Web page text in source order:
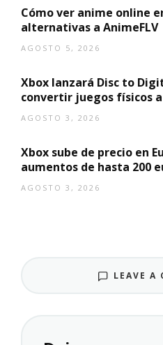
Cómo ver anime online
alternativas a AnimeFLV
AGOSTO 5, 2026
Xbox lanzará Disc to
convertir juegos físicos
AGOSTO 3, 2026
Xbox sube de precio en
aumentos de hasta 200
AGOSTO 3, 2026
LEAVE A